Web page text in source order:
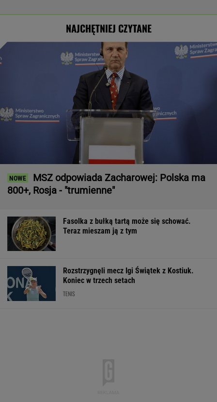
NAJCHĘTNIEJ CZYTANE
MSZ odpowiada Zacharowej: Polska ma
800+, Rosja - "trumienne"
Fasolka z bułką tartą może się schować.
Teraz mieszam ją z tym
Rozstrzygnęli mecz Igi Świątek z Kostiuk.
Koniec w trzech setach
TENIS